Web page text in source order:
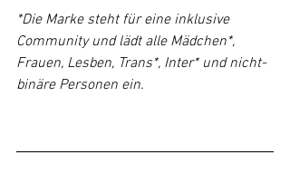
*Die Marke steht für eine inklusive
Community und lädt alle Mädchen*,
Frauen, Lesben, Trans*, Inter* und nicht-
binäre Personen ein.